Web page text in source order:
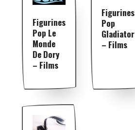
Figurines
Pop Le
Monde
De Dory
– Films
Figurines
Pop
Gladiator
– Films